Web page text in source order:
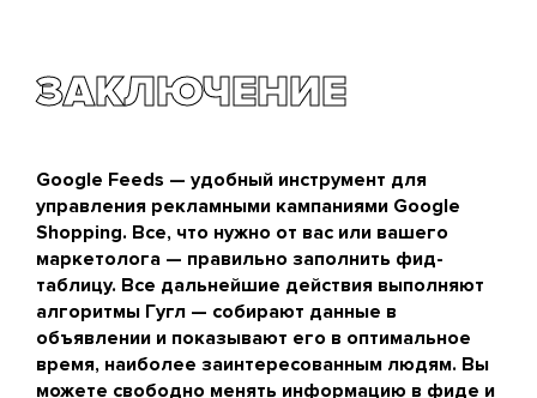
ЗАКЛЮЧЕНИЕ
Google Feeds — удобный инструмент для
управления рекламными кампаниями Google
Shopping. Все, что нужно от вас или вашего
маркетолога — правильно заполнить фид-
таблицу. Все дальнейшие действия выполняют
алгоритмы Гугл — собирают данные в
объявлении и показывают его в оптимальное
время, наиболее заинтересованным людям. Вы
можете свободно менять информацию в фиде и